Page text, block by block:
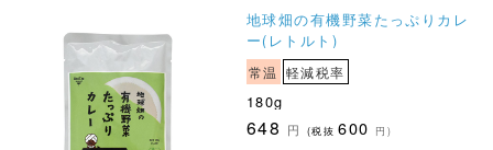
地球畑の有機野菜たっぷりカレ
ー(レトルト)
常温 軽減税率
180g
648 円 (税抜600 円)